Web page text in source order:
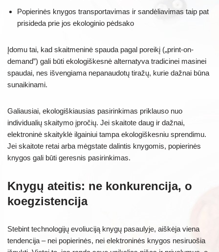
Popierinės knygos transportavimas ir sandėliavimas taip pat
prisideda prie jos ekologinio pėdsako
Įdomu tai, kad skaitmeninė spauda pagal poreikį („print-on-
demand”) gali būti ekologiškesnė alternatyva tradicinei masinei
spaudai, nes išvengiama nepanaudotų tiražų, kurie dažnai būna
sunaikinami.
Galiausiai, ekologiškiausias pasirinkimas priklauso nuo
individualių skaitymo įpročių. Jei skaitote daug ir dažnai,
elektroninė skaityklė ilgainiui tampa ekologiškesniu sprendimu.
Jei skaitote retai arba mėgstate dalintis knygomis, popierinės
knygos gali būti geresnis pasirinkimas.
Knygų ateitis: ne konkurencija, o
koegzistencija
Stebint technologijų evoliuciją knygų pasaulyje, aiškėja viena
tendencija – nei popierinės, nei elektroninės knygos nesiruošia